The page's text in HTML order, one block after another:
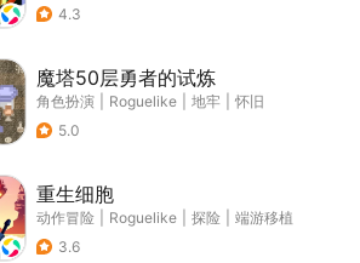
4.3
魔塔50层勇者的试炼
角色扮演 Roguelike 地牢
怀旧
5.0
重生细胞
动作冒险 Roguelike 探险
端游移植
3.6